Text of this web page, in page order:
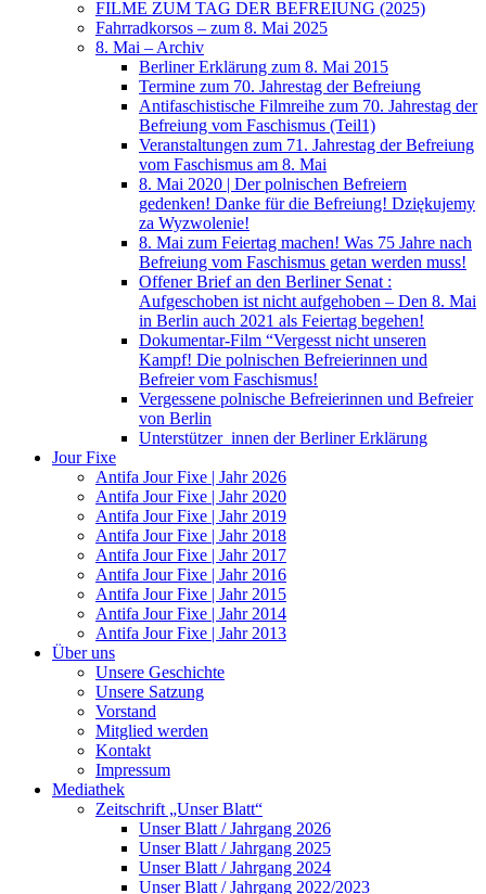
FILME ZUM TAG DER BEFREIUNG (2025)
Fahrradkorsos – zum 8. Mai 2025
8. Mai – Archiv
Berliner Erklärung zum 8. Mai 2015
Termine zum 70. Jahrestag der Befreiung
Antifaschistische Filmreihe zum 70. Jahrestag der
Befreiung vom Faschismus (Teil1)
Veranstaltungen zum 71. Jahrestag der Befreiung
vom Faschismus am 8. Mai
8. Mai 2020 | Der polnischen Befreiern
gedenken! Danke für die Befreiung! Dziękujemy
za Wyzwolenie!
8. Mai zum Feiertag machen! Was 75 Jahre nach
Befreiung vom Faschismus getan werden muss!
Offener Brief an den Berliner Senat :
Aufgeschoben ist nicht aufgehoben – Den 8. Mai
in Berlin auch 2021 als Feiertag begehen!
Dokumentar-Film “Vergesst nicht unseren
Kampf! Die polnischen Befreierinnen und
Befreier vom Faschismus!
Vergessene polnische Befreierinnen und Befreier
von Berlin
Unterstützer_innen der Berliner Erklärung
Jour Fixe
Antifa Jour Fixe | Jahr 2026
Antifa Jour Fixe | Jahr 2020
Antifa Jour Fixe | Jahr 2019
Antifa Jour Fixe | Jahr 2018
Antifa Jour Fixe | Jahr 2017
Antifa Jour Fixe | Jahr 2016
Antifa Jour Fixe | Jahr 2015
Antifa Jour Fixe | Jahr 2014
Antifa Jour Fixe | Jahr 2013
Über uns
Unsere Geschichte
Unsere Satzung
Vorstand
Mitglied werden
Kontakt
Impressum
Mediathek
Zeitschrift „Unser Blatt“
Unser Blatt / Jahrgang 2026
Unser Blatt / Jahrgang 2025
Unser Blatt / Jahrgang 2024
Unser Blatt / Jahrgang 2022/2023